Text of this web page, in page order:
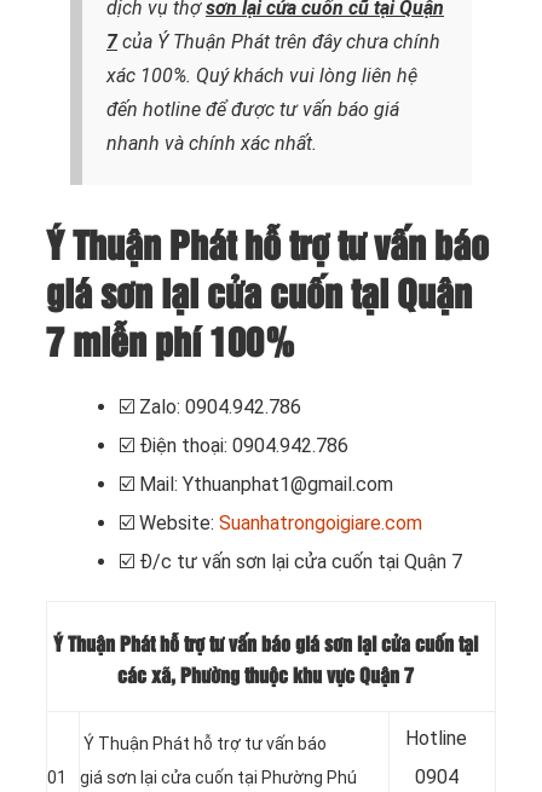
dịch vụ thợsơn lại cửa cuốn cũ tại Quận
7của Ý Thuận Phát trên đây chưa chính
xác 100%. Quý khách vui lòng liên hệ
đến hotline để được tư vấn báo giá
nhanh và chính xác nhất.
Ý Thuận Phát hỗ trợ tư vấn báo
giá sơn lại cửa cuốn tại Quận
7 miễn phí 100%
☑️ Zalo: 0904.942.786
☑️ Điện thoại: 0904.942.786
☑️ Mail: Ythuanphat1@gmail.com
☑️ Website: Suanhatrongoigiare.com
☑️ Đ/c tư vấn sơn lại cửa cuốn tại Quận 7
Ý Thuận Phát hỗ trợ tư vấn báo giá sơn lại cửa cuốn tại
các xã, Phường thuộc khu vực Quận 7
01
Ý Thuận Phát hỗ trợ tư vấn báo
giá sơn lại cửa cuốn tại Phường Phú
Hotline
0904